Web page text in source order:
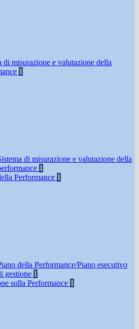
di misurazione e valutazione della
1
di misurazione e valutazione della
1
Performance 1
della Performance/Piano esecutivo
gestione 1
sulla Performance 1